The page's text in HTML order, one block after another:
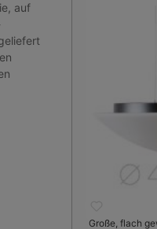
auf
Große, flach